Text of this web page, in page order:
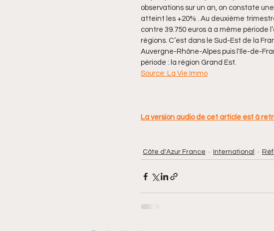
observations sur un an, on constate
atteint les +20% . Au deuxième
contre 39.750 euros à a même période
régions. C’est dans le Sud-Est de la
Auvergne-Rhône-Alpes puis l'Ile-de-
période : la région Grand Est.
Source: La Vie Immo
La version audio de cet article est à
Côte d'Azur France International